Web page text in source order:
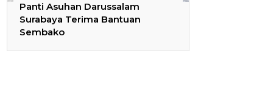
Panti Asuhan Darussalam
Surabaya Terima Bantuan
Sembako